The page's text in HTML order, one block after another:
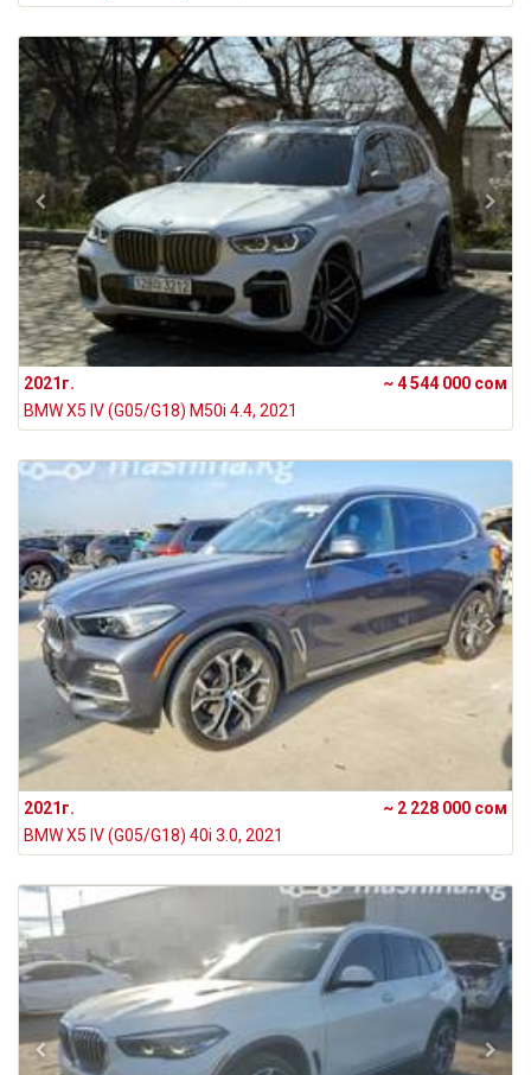
2021г.
~ 4 544 000 сом
BMW X5 IV (G05/G18) M50i 4.4, 2021
2021г.
~ 2 228 000 сом
BMW X5 IV (G05/G18) 40i 3.0, 2021